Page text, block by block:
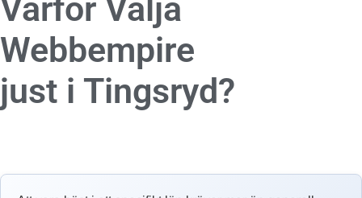
Varför Välja
Webbempire
just i Tingsryd?